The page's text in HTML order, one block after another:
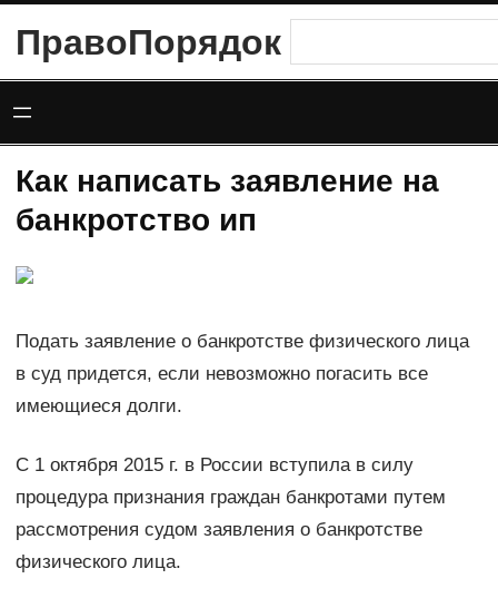
содержимому
ПравоПорядок
Как написать заявление на
банкротство ип
Подать заявление о банкротстве физического лица
в суд придется, если невозможно погасить все
имеющиеся долги.
С 1 октября 2015 г. в России вступила в силу
процедура признания граждан банкротами путем
рассмотрения судом заявления о банкротстве
физического лица.